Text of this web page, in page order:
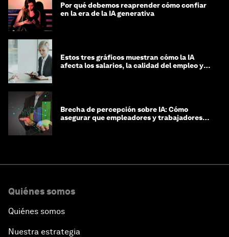
Por qué debemos reaprender cómo confiar
en la era de la IA generativa
Estos tres gráficos muestran cómo la IA
afecta los salarios, la calidad del empleo y
Brecha de percepción sobre IA: Cómo
asegurar que empleadores y trabajadores
Quiénes somos
Quiénes somos
Nuestra estrategia